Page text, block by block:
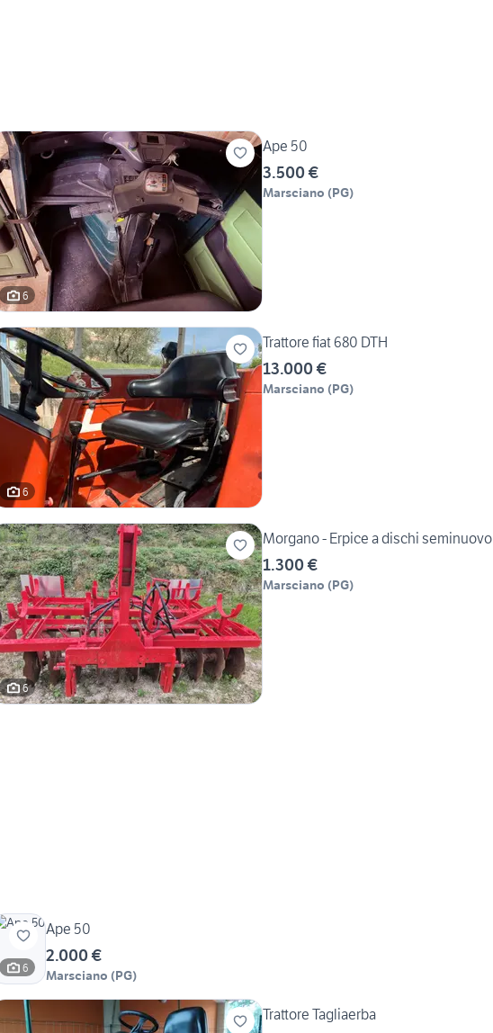
6
Ape 50
3.500 €
Marsciano (PG)
6
Trattore fiat 680 DTH
13.000 €
Marsciano (PG)
6
Morgano - Erpice a dischi seminuovo
1.300 €
Marsciano (PG)
6
Ape 50
2.000 €
Marsciano (PG)
Trattore Tagliaerba